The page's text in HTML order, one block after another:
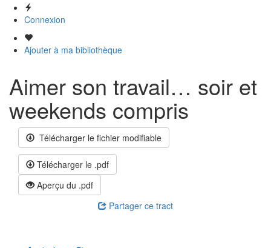
Connexion
Ajouter à ma bibliothèque
Aimer son travail… soir et
weekends compris
Télécharger le fichier modifiable
Télécharger le .pdf
Aperçu du .pdf
Partager ce tract